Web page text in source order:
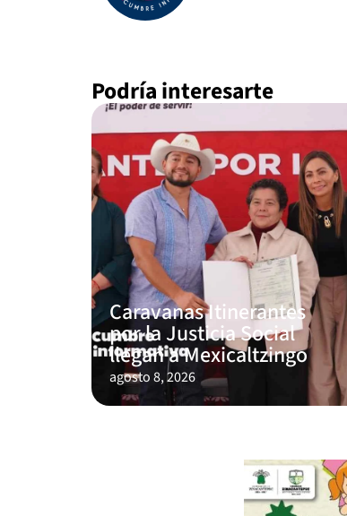
Podría interesarte
Caravanas Itinerantes
por la Justicia Social
llegan a Mexicaltzingo
agosto 8, 2026